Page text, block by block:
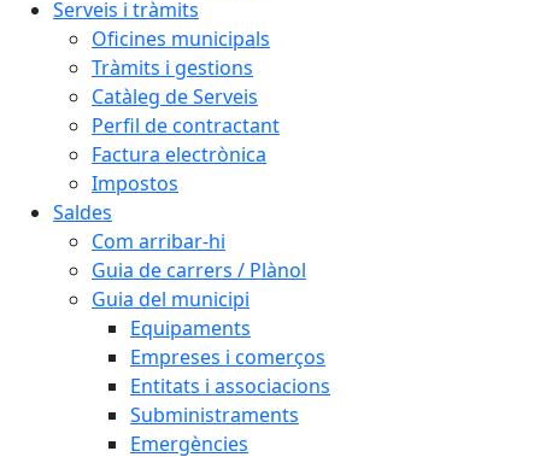
Serveis i tràmits
Oficines municipals
Tràmits i gestions
Catàleg de Serveis
Perfil de contractant
Factura electrònica
Impostos
Saldes
Com arribar-hi
Guia de carrers / Plànol
Guia del municipi
Equipaments
Empreses i comerços
Entitats i associacions
Subministraments
Emergències